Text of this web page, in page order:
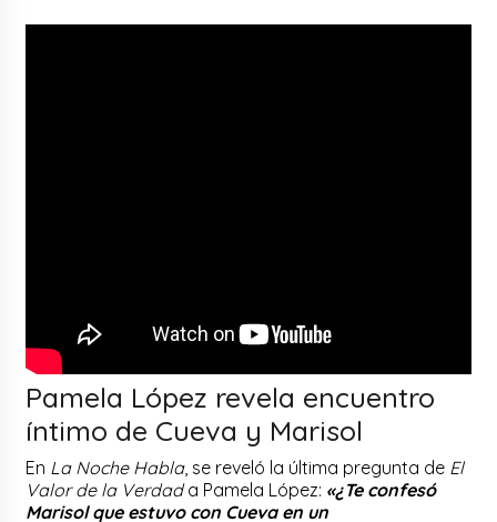
Pamela López revela encuentro
íntimo de Cueva y Marisol
En La Noche Habla, se reveló la última pregunta de El
Valor de la Verdada Pamela López: «¿Te confesó
Marisol que estuvo con Cueva en un